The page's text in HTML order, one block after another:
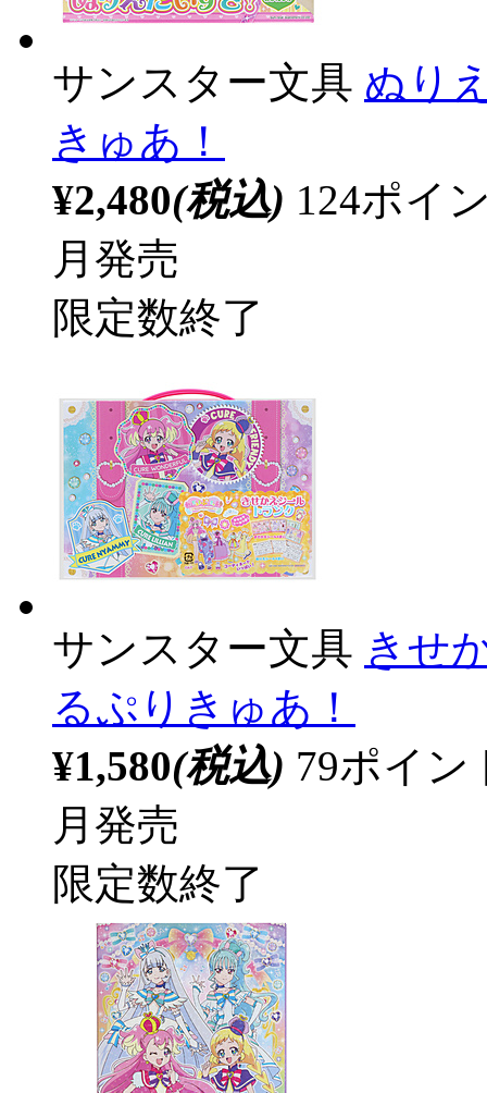
サンスター文具 ぬり
きゅあ！
¥2,480(税込) 124ポイ
月発売
限定数終了
サンスター文具 きせ
るぷりきゅあ！
¥1,580(税込) 79ポイ
月発売
限定数終了